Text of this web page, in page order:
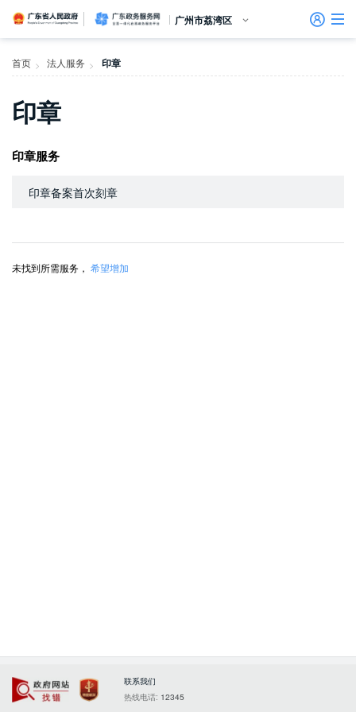
留言信箱
建言献策
信访相关法规
便民服务
百姓论坛
政府热线
网上调查
在线访谈
法律服务
领导信箱
未加载图片
政务微博
网络问政
意见征集
部门信箱
信访常见问题
信件回复
网上举报
公众监督
我要留言
广东省人民政府广东政务服务网
广州市荔湾区
首页
首页 > 法人服务 > 印章
印章
印章服务
印章备案首次刻章
未找到所需服务， 希望增加
政府网站找错
党政机关
联系我们
热线电话: 12345